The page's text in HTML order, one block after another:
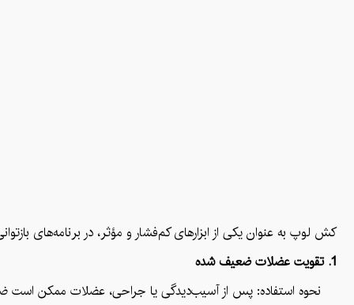
کش لوپ به عنوان یکی از ابزارهای کم‌فشار و مؤثر، در برنامه‌های
1. تقویت عضلات ضعیف شده
نحوه استفاده: پس از آسیب‌دیدگی یا جراحی، عضلات ممکن است